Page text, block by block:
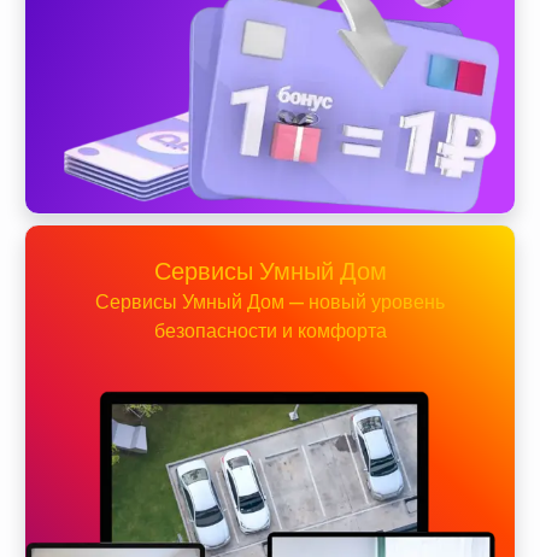
Сервисы Умный Дом
Сервисы Умный Дом — новый уровень
безопасности и комфорта